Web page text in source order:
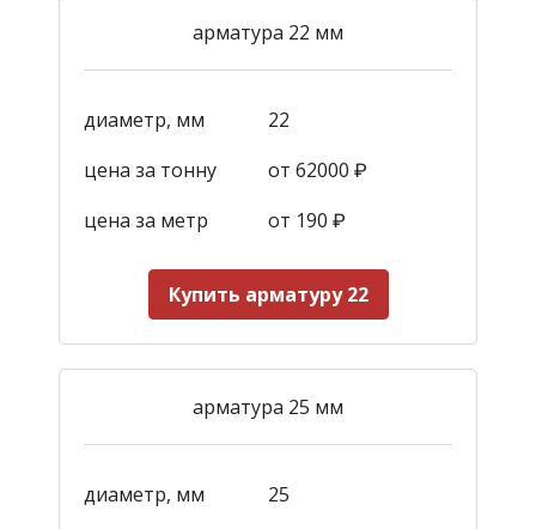
арматура 22 мм
диаметр, мм
22
цена за тонну
от 62000 ₽
цена за метр
от 190 ₽
Купить арматуру 22
арматура 25 мм
диаметр, мм
25